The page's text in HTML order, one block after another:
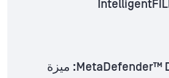
إصدار MetaDefender™ Drive .4.7: ميزة